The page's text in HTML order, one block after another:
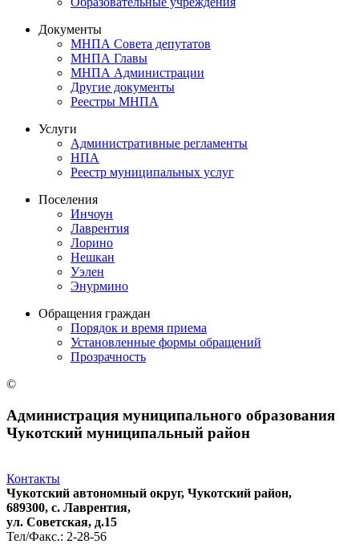
Документы
МНПА Совета депутатов
МНПА Главы
МНПА Администрации
Другие документы
Реестры МНПА
Услуги
Административные регламенты
НПА
Реестр муниципальных услуг
Поселения
Инчоун
Лаврентия
Лорино
Нешкан
Уэлен
Энурмино
Обращения граждан
Порядок и время приема
Установленные формы обращений
Прозрачность
©
Администрация муниципального образования
Чукотский муниципальный район
Контакты
Чукотский автономный округ, Чукотский район,
689300, с. Лаврентия,
ул. Советская, д.15
Тел/Факс.: 2-28-56